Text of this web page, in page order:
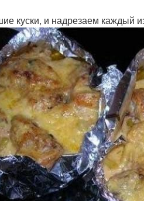
куски, и надрезаем каждый